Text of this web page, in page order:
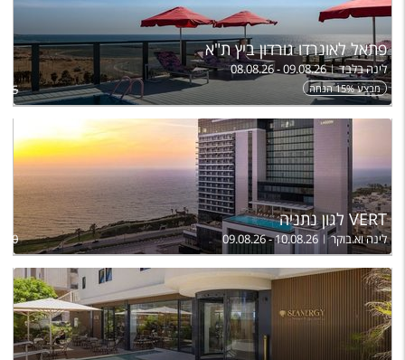
פתאל לאונרדו גורדון ביץ ת"א
לינה בלבד 08.08.26 - 09.08.26
מבצע 15% הנחה 885
VERT לגון נתניה
לינה וא.בוקר 09.08.26 - 10.08.26